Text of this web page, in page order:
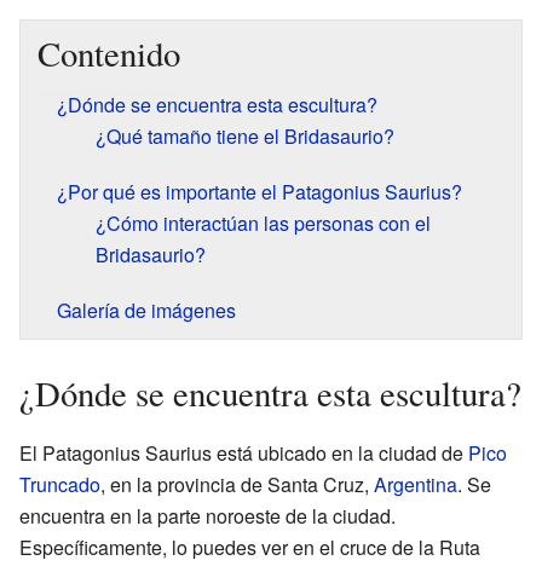
Contenido
¿Dónde se encuentra esta escultura?
¿Qué tamaño tiene el Bridasaurio?
¿Por qué es importante el Patagonius Saurius?
¿Cómo interactúan las personas con el
Bridasaurio?
Galería de imágenes
¿Dónde se encuentra esta escultura?
El Patagonius Saurius está ubicado en la ciudad de Pico
Truncado, en la provincia de Santa Cruz, Argentina. Se
encuentra en la parte noroeste de la ciudad.
Específicamente, lo puedes ver en el cruce de la Ruta